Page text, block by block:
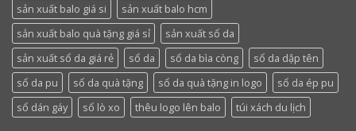
sản xuất balo giá si
sản xuất balo hcm
sản xuất balo quà tặng giá sỉ
sản xuất sổ da
sản xuất sổ da giá rẻ
sổ da sổ da bìa còng
sổ da dập tên
sổ da pu
sổ da quà tặng sổ da quà tặng in logo
sổ da ép pu
sổ dán gáy
sổ lò xo thêu logo lên balo túi xách du lịch